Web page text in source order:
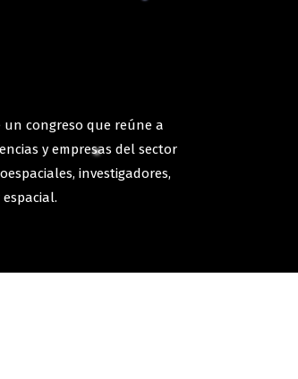
un congreso que reúne a
y empresas del sector
investigadores,